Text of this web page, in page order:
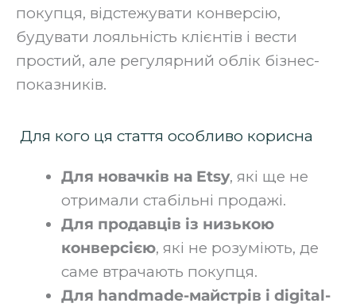
покупця, відстежувати конверсію,
будувати лояльність клієнтів і вести
простий, але регулярний облік бізнес-
показників.
Для кого ця стаття особливо корисна
Для новачків на Etsy, які ще не
отримали стабільні продажі.
Для продавців із низькою
конверсією, які не розуміють, де
саме втрачають покупця.
Для handmade-майстрів і digital-